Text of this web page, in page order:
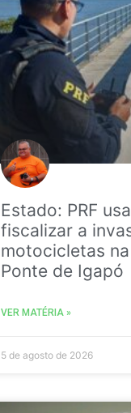
Estado: PRF
fiscalizar a
motocicletas
Ponte de Igapó
VER MATÉRIA »
5 de agosto de 2026